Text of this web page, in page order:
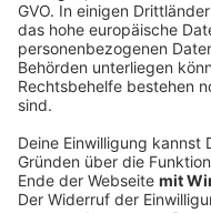
spezielle
Rollenspiel einen
dann so in Super-
Online-Messe laufen
anderen Besucher
aber viel größer und
Quests geben und